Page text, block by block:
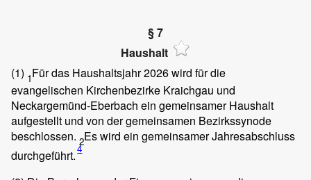
§ 7
Haushalt
(1) 1Für das Haushaltsjahr 2026 wird für die
evangelischen Kirchenbezirke Kraichgau und
Neckargemünd-Eberbach ein gemeinsamer Haushalt
aufgestellt und von der gemeinsamen Bezirkssynode
beschlossen. 2Es wird ein gemeinsamer Jahresabschluss
durchgeführt.4